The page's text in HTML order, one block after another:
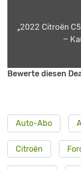
„2022 Citroën
–
Bewerte diesen
Auto-Abo
Citroën